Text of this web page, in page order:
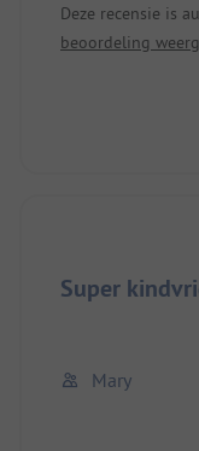
Biedt de
meer te
het
want je kunt
Deze recensie is
beoordeling
Super
Mary